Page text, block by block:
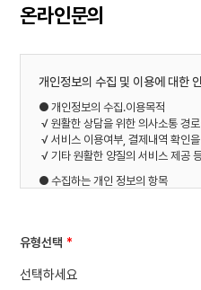
온라인문의
개인정보의 수집 및 이용에 대한
● 개인정보의 수집.이용목적
√ 원활한 상담을 위한 의사소통 경
√ 서비스 이용여부, 결제내역 확인
√ 기타 원활한 양질의 서비스 제공
● 수집하는 개인 정보의 항목
목적 달성시 지체없이 파기합니다.
관계법령이 정한 일정한 기간 동안 회
유형선택
선택하세요